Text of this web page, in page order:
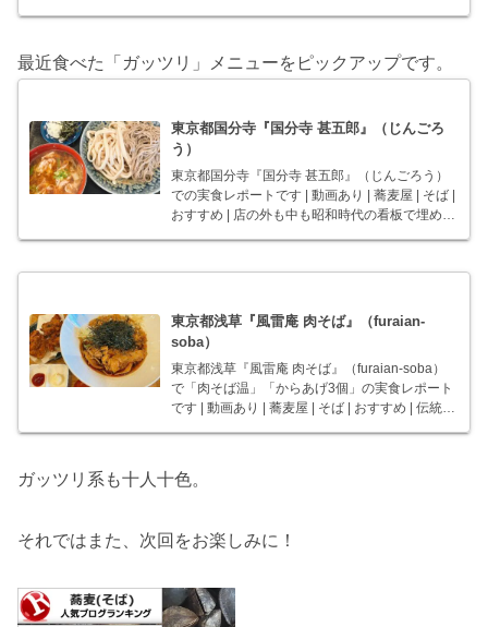
最近食べた「ガッツリ」メニューをピックアップです。
東京都国分寺『国分寺 甚五郎』（じんごろ
う）
東京都国分寺『国分寺 甚五郎』（じんごろう）
での実食レポートです | 動画あり | 蕎麦屋 | そば |
おすすめ | 店の外も中も昭和時代の看板で埋め尽
東京都浅草『風雷庵 肉そば』（furaian-
soba）
東京都浅草『風雷庵 肉そば』（furaian-soba）
で「肉そば温」「からあげ3個」の実食レポート
です | 動画あり | 蕎麦屋 | そば | おすすめ | 伝統と
ガッツリ系も十人十色。
それではまた、次回をお楽しみに！